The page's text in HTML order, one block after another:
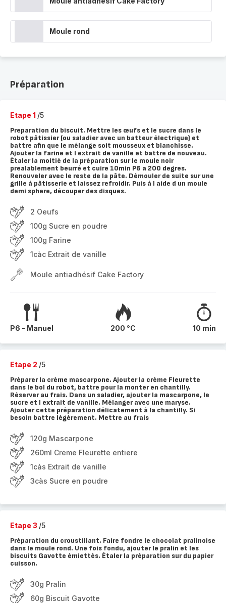
Moule rond
Préparation
Etape 1 /5
Preparation du biscuit. Mettre les œufs et le sucre dans le
robot pâtissier (ou saladier avec un batteur électrique) et
battre afin que le mélange soit mousseux et blanchisse.
Ajouter la farine et l extrait de vanille et battre de nouveau.
Étaler la moitié de la préparation sur le moule noir
prealablement beurré et cuire 10min P6 a 200 degres.
Renouveler avec le reste de la pâte. Démouler de suite sur une
grille à pâtisserie et laissez refroidir. Puis à l aide d un moule
demi sphere, découper des disques.
2 Oeufs
100g Sucre en poudre
100g Farine
1càc Extrait de vanille
Moule antiadhésif Cake Factory
P6 - Manuel 200 °C 10 min
Etape 2 /5
Préparer la crème mascarpone. Ajouter la crème Fleurette
dans le bol du robot, battre pour la monter en chantilly.
Réserver au frais. Dans un saladier, ajouter la mascarpone, le
sucre et l extrait de vanille. Mélanger avec une maryse.
Ajouter cette préparation délicatement à la chantilly. Si
besoin battre légèrement. Mettre au frais
120g Mascarpone
260ml Creme Fleurette entiere
1càs Extrait de vanille
3càs Sucre en poudre
Etape 3 /5
Préparation du croustillant. Faire fondre le chocolat pralinoise
dans le moule rond. Une fois fondu, ajouter le pralin et les
biscuits Gavotte émiettés. Étaler la préparation sur du papier
cuisson.
30g Pralin
60g Biscuit Gavotte